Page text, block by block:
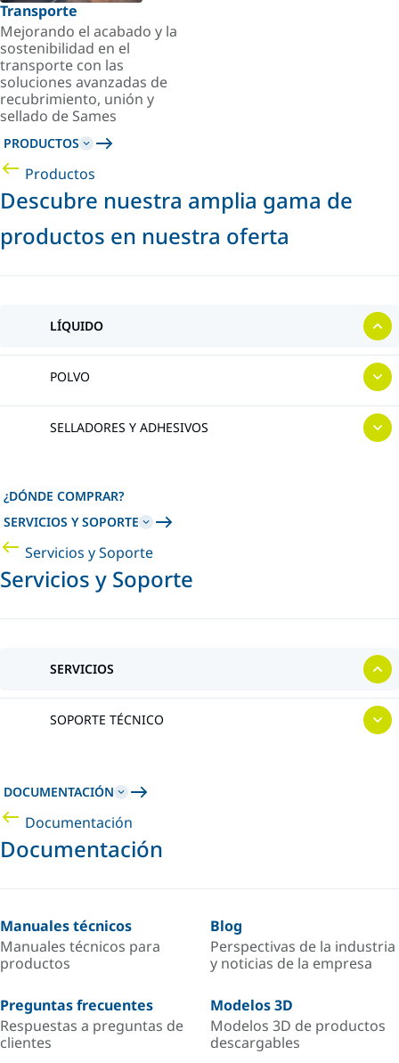
Transporte
Mejorando el acabado y la
sostenibilidad en el
transporte con las
soluciones avanzadas de
recubrimiento, unión y
sellado de Sames
PRODUCTOS
Productos
Descubre nuestra amplia gama de
productos en nuestra oferta
LÍQUIDO
POLVO
SELLADORES Y ADHESIVOS
¿DÓNDE COMPRAR?
SERVICIOS Y SOPORTE
Servicios y Soporte
Servicios y Soporte
SERVICIOS
SOPORTE TÉCNICO
DOCUMENTACIÓN
Documentación
Documentación
Manuales técnicos
Manuales técnicos para
productos
Blog
Perspectivas de la industria
y noticias de la empresa
Preguntas frecuentes
Respuestas a preguntas de
clientes
Modelos 3D
Modelos 3D de productos
descargables